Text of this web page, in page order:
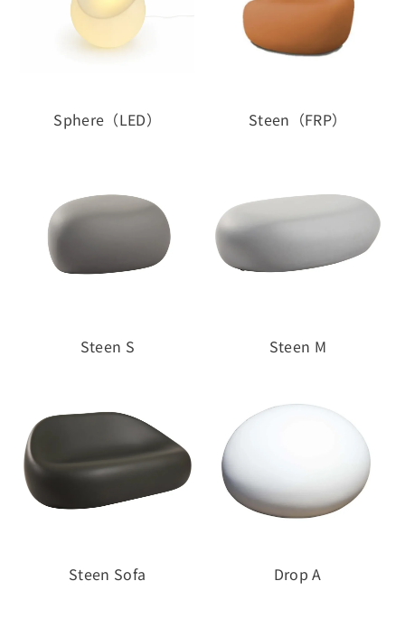
Sphere（LED） Steen（FRP）
Steen S Steen M
Steen Sofa Drop A